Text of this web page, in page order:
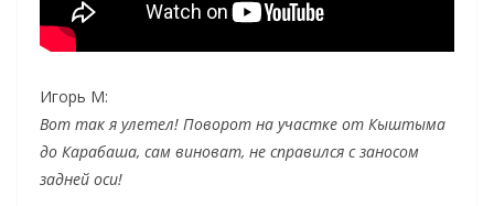
Игорь М:
Вот так я улетел! Поворот на участке от Кыштыма
до Карабаша, сам виноват, не справился с заносом
задней оси!